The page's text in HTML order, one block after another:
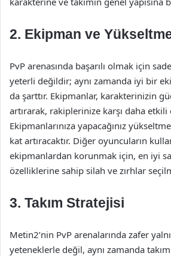
2. Ekipman ve
PvP arenasında başarılı olmak için
yeterli değildir; aynı zamanda iyi bir
da şarttır. Ekipmanlar, karakterinizin güç
artırarak, rakiplerinize karşı daha etkili
Ekipmanlarınıza yapacağınız
kat artıracaktır. Diğer oyuncuların
ekipmanlardan korunmak için, en iyi
özelliklerine sahip silah ve zırhlar
3. Takım Stratejisi
Metin2’nin PvP arenalarında zafer
yeteneklerle değil, aynı zamanda takım